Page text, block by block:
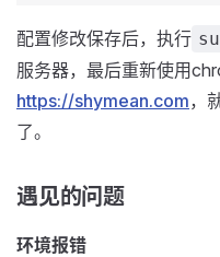
配置修改保存后，执行
服务器，最后重新使用
https://shymean.com，
了。
遇见的问题
环境报错